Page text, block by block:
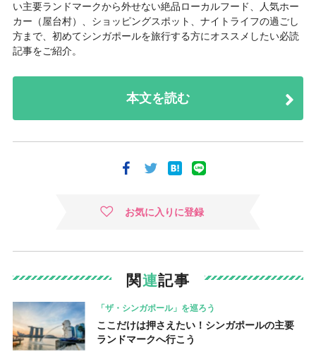
い主要ランドマークから外せない絶品ローカルフード、人気ホー
カー（屋台村）、ショッピングスポット、ナイトライフの過ごし
方まで、初めてシンガポールを旅行する方にオススメしたい必読
記事をご紹介。
本文を読む
お気に入りに登録
関連記事
「ザ・シンガポール」を巡ろう
ここだけは押さえたい！シンガポールの主要
ランドマークへ行こう